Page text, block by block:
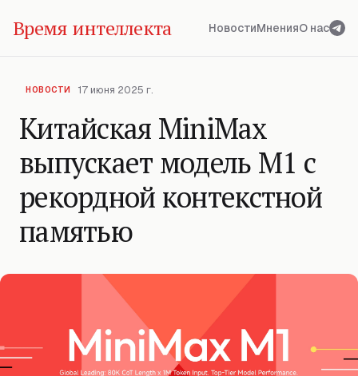
Время интеллекта НовостиМненияО нас
НОВОСТИ 17 июня 2025 г.
Китайская MiniMax
выпускает модель M1 с
рекордной контекстной
памятью